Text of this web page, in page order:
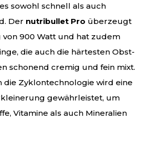
sowohl schnell als auch
Der nutribullet Pro überzeugt
von 900 Watt und hat zudem
die auch die härtesten Obst-
schonend cremig und fein mixt.
Zyklontechnologie wird eine
gewährleistet, um
Vitamine als auch Mineralien